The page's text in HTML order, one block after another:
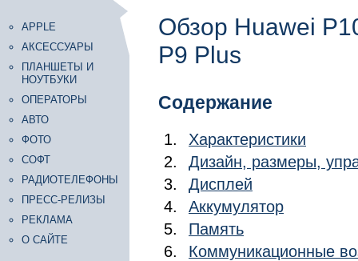
APPLE
АКСЕССУАРЫ
ПЛАНШЕТЫ И
НОУТБУКИ
ОПЕРАТОРЫ
АВТО
ФОТО
СОФТ
РАДИОТЕЛЕФОНЫ
ПРЕСС-РЕЛИЗЫ
РЕКЛАМА
О САЙТЕ
Обзор Huawei
P9 Plus
Содержание
Характеристики
Дизайн, размеры,
Дисплей
Аккумулятор
Память
Коммуникационные